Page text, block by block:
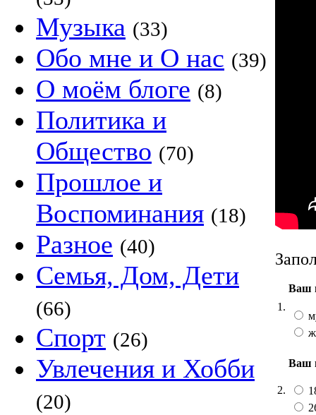
Музыка (33)
Обо мне и О нас (39)
О моём блоге (8)
Политика и
Общество (70)
Прошлое и
Воспоминания (18)
Разное (40)
Семья, Дом, Дети
(66)
Спорт (26)
Увлечения и Хобби
(20)
1.
Ваш
2.
Ваш